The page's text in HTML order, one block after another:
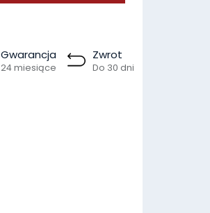
Gwarancja
24 miesiące
Zwrot
Do 30 dni